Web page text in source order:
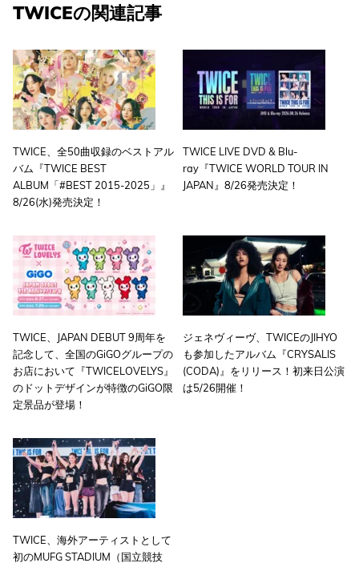
TWICEの関連記事
TWICE、全50曲収録のベストアル
バム『TWICE BEST
ALBUM「#BEST 2015-2025」』
8/26(水)発売決定！
TWICE LIVE DVD & Blu-
ray『TWICEWORLD TOUR IN
JAPAN』8/26発売決定！
TWICE、JAPAN DEBUT 9周年を
記念して、全国のGiGOグループの
お店において『TWICELOVELYS』
のドットデザインが特徴のGiGO限
定景品が登場！
ジェネヴィーヴ、TWICEのJIHYO
も参加したアルバム『CRYSALIS
(CODA)』をリリース！初来日公演
は5/26開催！
TWICE、海外アーティストとして
初のMUFG STADIUM（国立競技